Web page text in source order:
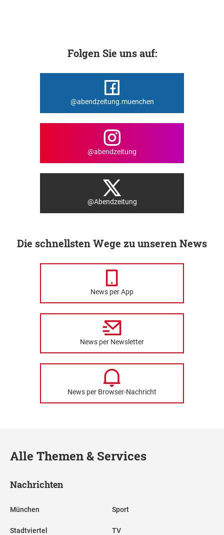
Folgen Sie uns auf:
@abendzeitung.muenchen
@abendzeitung
@Abendzeitung
Die schnellsten Wege zu unseren News
News per App
News per Newsletter
News per Browser-Nachricht
Alle Themen & Services
Nachrichten
München
Stadtviertel
Sport
TV